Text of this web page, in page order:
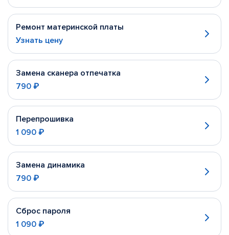
Ремонт материнской платы
Узнать цену
Замена сканера отпечатка
790 ₽
Перепрошивка
1 090 ₽
Замена динамика
790 ₽
Сброс пароля
1 090 ₽